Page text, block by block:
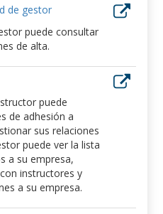
de gestor
puede consultar
de alta.
puede
de adhesión a
sus relaciones
puede ver la lista
a su empresa,
instructores y
a su empresa.